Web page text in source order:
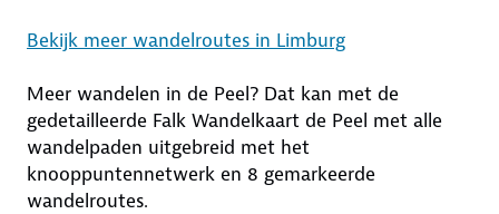
Bekijk meer wandelroutes in Limburg
Meer wandelen in de Peel? Dat kan met de
gedetailleerde Falk Wandelkaart de Peel met alle
wandelpaden uitgebreid met het
knooppuntennetwerk en 8 gemarkeerde
wandelroutes.